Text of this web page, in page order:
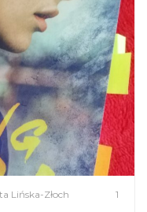
Lińska-Złoch 1